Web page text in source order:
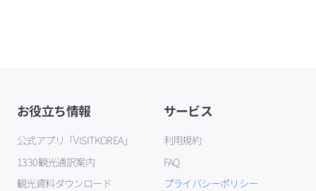
お役立ち情報
公式アプリ「VISITKOREA」
1330観光通訳案内
観光資料ダウンロード
サービス
利用規約
FAQ
プライバシーポリシー